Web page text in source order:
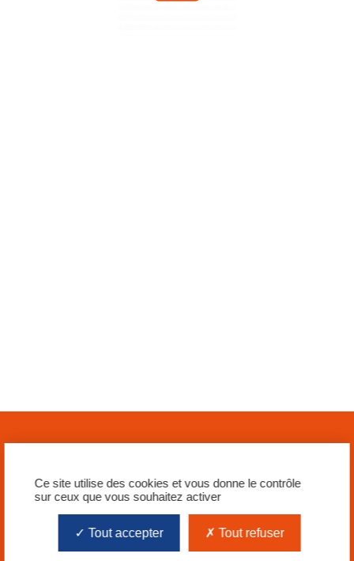
Ce site utilise des cookies et vous donne le contrôle
sur ceux que vous souhaitez activer
Tout accepter Tout refuser